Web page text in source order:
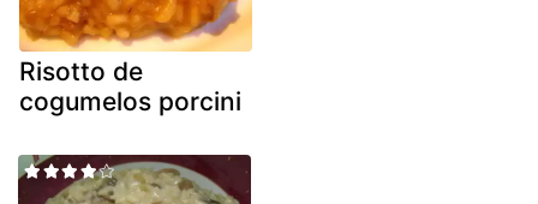
Risotto de
cogumelos porcini